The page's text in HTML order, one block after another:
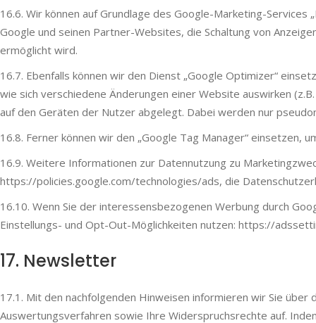
16.6. Wir können auf Grundlage des Google-Marketing-
Google und seinen Partner-Websites, die Schaltung von
ermöglicht wird.
16.7. Ebenfalls können wir den Dienst „Google Optimizer“
wie sich verschiedene Änderungen einer Website auswirken
auf den Geräten der Nutzer abgelegt. Dabei werden nur
16.8. Ferner können wir den „Google Tag Manager“ einsetzen,
16.9. Weitere Informationen zur Datennutzung zu
https://policies.google.com/technologies/ads, die
16.10. Wenn Sie der interessensbezogenen Werbung durch
Einstellungs- und Opt-Out-Möglichkeiten nutzen: https://
17. Newsletter
17.1. Mit den nachfolgenden Hinweisen informieren wir Sie
Auswertungsverfahren sowie Ihre Widerspruchsrechte auf.